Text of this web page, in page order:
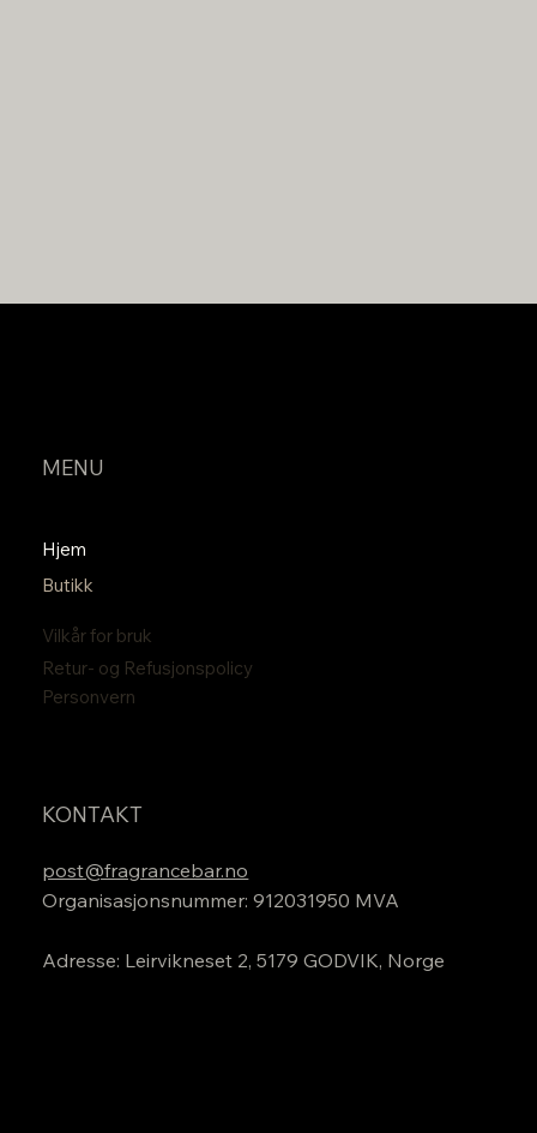
MENU
Hjem
Butikk
Vilkår for bruk
Retur- og Refusjonspolicy
Personvern
KONTAKT
post@fragrancebar.no
Organisasjonsnummer: 912031950 MVA
Adresse: Leirvikneset 2, 5179 GODVIK, Norge